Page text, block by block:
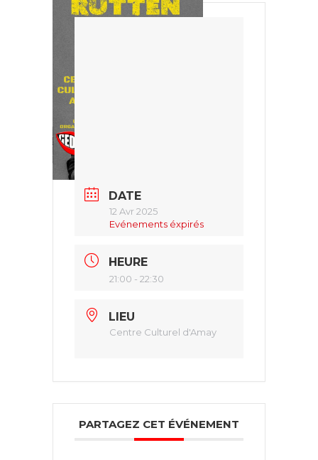
DATE
12 Avr 2025
Evénements éxpirés
HEURE
21:00 - 22:30
LIEU
Centre Culturel d'Amay
PARTAGEZ CET ÉVÉNEMENT